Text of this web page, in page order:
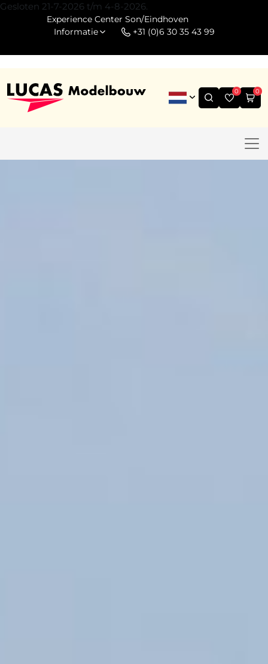
Gesloten 21-7-2026 t/m 4-8-2026.
Experience Center Son/Eindhoven
Informatie
+31 (0)6 30 35 43 99
0 0